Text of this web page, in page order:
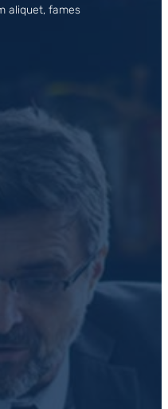
aliquet, fames